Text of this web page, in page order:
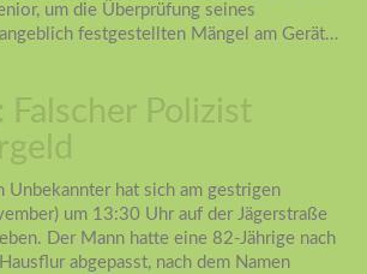
um die Überprüfung seines
festgestellten Mängel am Gerät…
Falscher Polizist
Unbekannter hat sich am gestrigen
um 13:30 Uhr auf der Jägerstraße
Der Mann hatte eine 82-Jährige nach
abgepasst, nach dem Namen